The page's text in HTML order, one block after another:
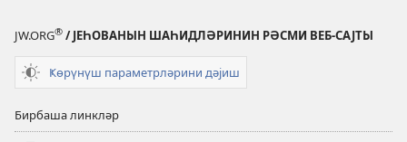
JW.ORG® / ЈЕҺОВАНЫН ШАҺИДЛӘРИНИН РӘСМИ ВЕБ-САЈТЫ
Ҝөрүнүш параметрләрини дәјиш
Бирбаша линкләр